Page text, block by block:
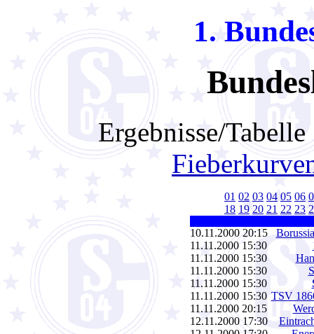
1.
Ergebnisse/
01 02 03 04 05 06
18 19 20 21 22 23
10.11.2000 20:15
11.11.2000 15:30
11.11.2000 15:30
11.11.2000 15:30
11.11.2000 15:30
11.11.2000 15:30 TSV
11.11.2000 20:15
12.11.2000 17:30